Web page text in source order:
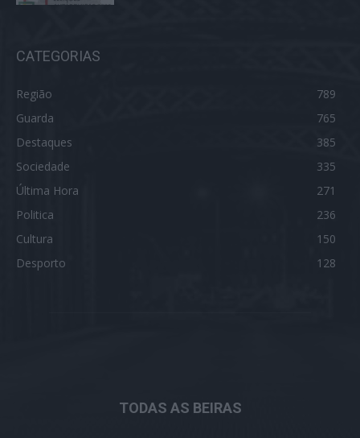
CATEGORIAS
Região
789
Guarda
765
Destaques
385
Sociedade
335
Última Hora
271
Politica
236
Cultura
150
Desporto
128
TODAS AS BEIRAS